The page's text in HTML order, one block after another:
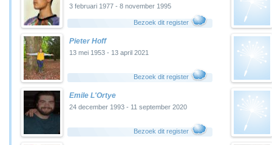
3 februari 1977 - 8 november 1995
Bezoek dit register
Pieter Hoff
13 mei 1953 - 13 april 2021
Bezoek dit register
Emile L'Ortye
24 december 1993 - 11 september 2020
Bezoek dit register